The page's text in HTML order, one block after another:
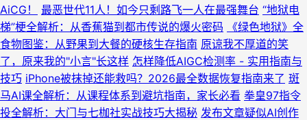
AiCG！
最恶世代11人！如今只剩路飞一人在最强舞台 “地狱电
梯”梗全解析：从香蕉猫到都市传说的爆火密码
《绿色地狱》全
食物图鉴：从野果到大餐的硬核生存指南 原谅我不厚道的笑
了，原来我的"小言"长这样 怎样降低AIGC检测率 - 实用指南与
技巧 iPhone被抹掉还能救吗？2026最全数据恢复指南来了 斑
马AI课全解析：从课程体系到避坑指南，家长必看 拳皇97指令
投全解析：大门与七枷社实战技巧大揭秘 发布文章疑似AI创作